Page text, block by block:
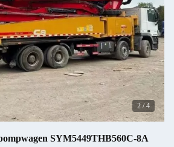
2 /4
SYM5449THB560C-8A